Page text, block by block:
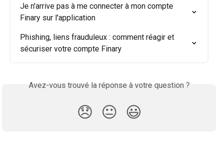
Je n'arrive pas à me connecter à mon compte
Finary sur l'application
Phishing, liens frauduleux : comment réagir et
sécuriser votre compte Finary
Avez-vous trouvé la réponse à votre question ?
😞 😐 😃